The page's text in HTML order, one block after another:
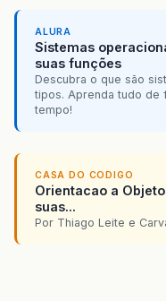
ALURA
Sistemas
suas funções
Descubra o que são
tipos. Aprenda tudo de
tempo!
CASA DO CODIGO
Orientacao a
suas...
Por Thiago Leite e